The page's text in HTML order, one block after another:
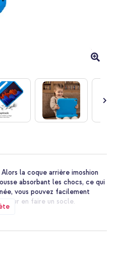
la coque arrière imoshion
absorbant les chocs, ce qui
vous pouvez facilement
pour en faire un socle.
facile à utiliser. Les surfaces
la housse ne glisse pas